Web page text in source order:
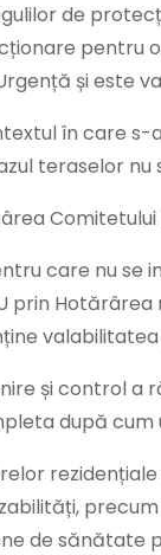
de
pentru
și este
în care
teraselor
care nu se
prin Hotărârea
și control a
după cum
de sănătate